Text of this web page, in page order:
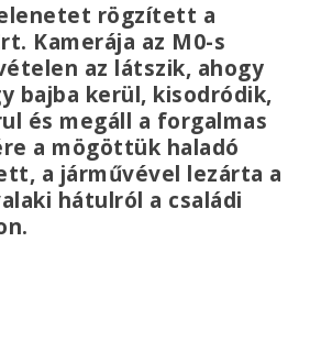
rögzített a
Kamerája az M0-s
az látszik, ahogy
bajba kerül, kisodródik,
és megáll a forgalmas
a mögöttük haladó
a járművével lezárta a
hátulról a családi